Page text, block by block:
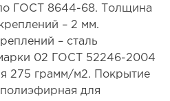
по ГОСТ 8644-68. Толщина
– 2 мм.
– сталь
02 ГОСТ 52246-2004
275 грамм/м2. Покрытие
для